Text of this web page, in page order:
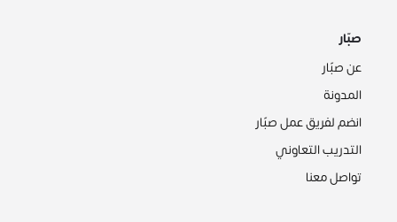
صبّار
عن صبّار
المدونة
انضم لفريق عمل صبّار
التدريب التعاوني
تواصل معنا